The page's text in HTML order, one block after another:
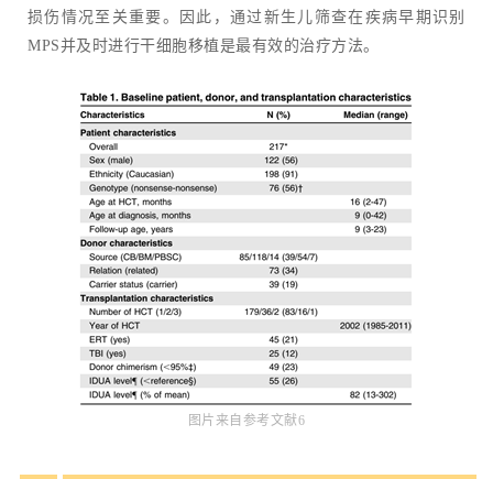
损伤情况至关重要。因此，通过新生儿筛查在疾病早期识别
MPS并及时进行干细胞移植是最有效的治疗方法。
图片来自参考文献6